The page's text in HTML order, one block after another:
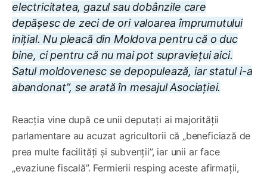
electricitatea, gazul sau dobânzile care
depășesc de zeci de ori valoarea împrumutului
inițial. Nu pleacă din Moldova pentru că o duc
bine, ci pentru că nu mai pot supraviețui aici.
Satul moldovenesc se depopulează, iar statul i-a
abandonat”, se arată în mesajul Asociației.
Reacția vine după ce unii deputați ai majorității
parlamentare au acuzat agricultorii că „beneficiază de
prea multe facilități și subvenții”, iar unii ar face
„evaziune fiscală”. Fermierii resping aceste afirmații,